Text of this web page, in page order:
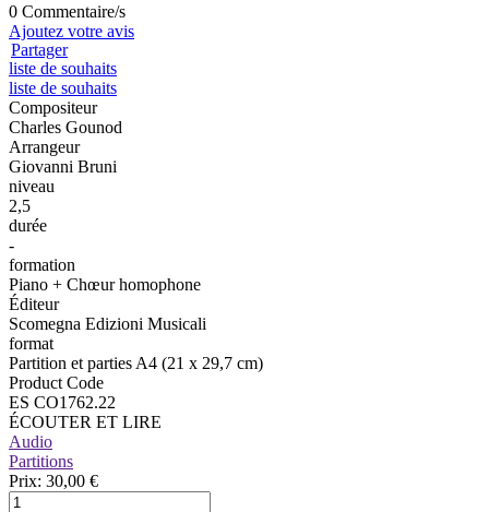
0 Commentaire/s
Ajoutez votre avis
Partager
liste de souhaits
liste de souhaits
Compositeur
Charles Gounod
Arrangeur
Giovanni Bruni
niveau
2,5
durée
-
formation
Piano + Chœur homophone
Éditeur
Scomegna Edizioni Musicali
format
Partition et parties A4 (21 x 29,7 cm)
Product Code
ES CO1762.22
ÉCOUTER ET LIRE
Audio
Partitions
Prix: 30,00 €